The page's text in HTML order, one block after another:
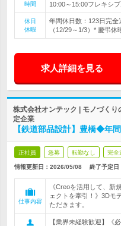
時間
10:00～15:00フレキシ
休日
休暇
年間休日数：123日完
（12/29～1/3）* 慶弔休
求人詳細を見る
株式会社オンテック | モノづく
定企業
【鉄道部品設計】豊橋◆年
正社員 急募 転勤なし 完全
情報更新日：2026/05/08 終了予定日
仕事内容
《Creoを活用して、新
ェクトを牽引！》3Dモ
ただきます。
【業界未経験歓迎】《